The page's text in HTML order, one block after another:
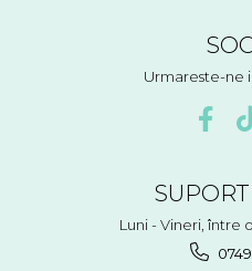
Urmareste-ne
Luni - Vineri, între